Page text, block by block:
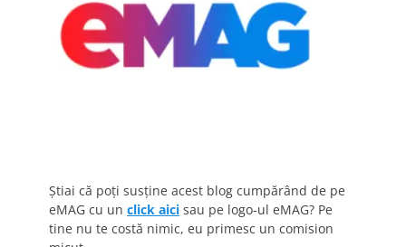
Știai că poți susține acest blog cumpărând de pe
eMAG cu un click aici sau pe logo-ul eMAG? Pe
tine nu te costă nimic, eu primesc un comision